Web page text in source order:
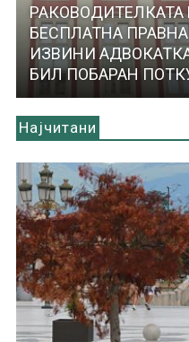
РАКОВОДИТЕЛКАТА
БЕСПЛАТНА
ИЗВИНИ
БИЛ ПОБАРАН
Најчитани